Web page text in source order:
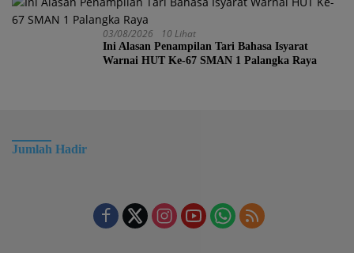
03/08/2026 10 Lihat
Ini Alasan Penampilan Tari Bahasa Isyarat
Warnai HUT Ke-67 SMAN 1 Palangka Raya
Jumlah Hadir